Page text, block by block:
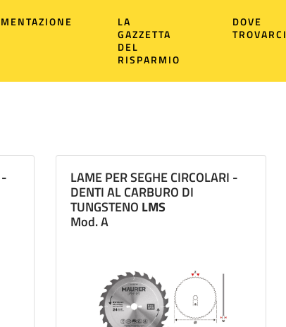
LA
GAZZETTA
DEL
RISPARMIO
DOVE
TROVARCI
LAME PER SEGHE CIRCOLARI -
DENTI AL CARBURO DI
TUNGSTENO LMS
Mod. A